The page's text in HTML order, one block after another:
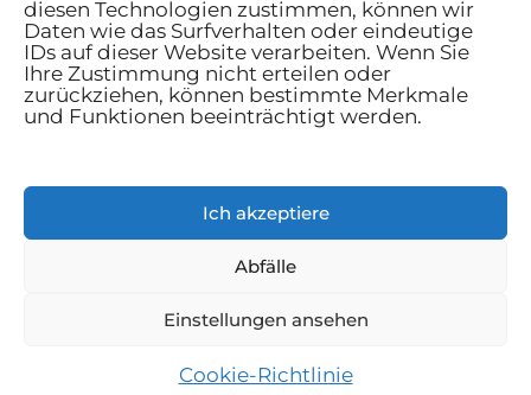
diesen Technologien zustimmen, können wir
Daten wie das Surfverhalten oder eindeutige
IDs auf dieser Website verarbeiten. Wenn Sie
Ihre Zustimmung nicht erteilen oder
zurückziehen, können bestimmte Merkmale
und Funktionen beeinträchtigt werden.
Ich akzeptiere
Abfälle
Einstellungen ansehen
Cookie-Richtlinie
AGB
Datenschutzbestimmungen
Cookie-Richtlinie
Haus und Garten
Lebensstil
Ratschläge
Technologien
Copyright © 2026 VisionMagazine